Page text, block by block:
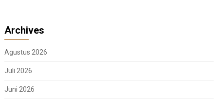
Archives
Agustus 2026
Juli 2026
Juni 2026